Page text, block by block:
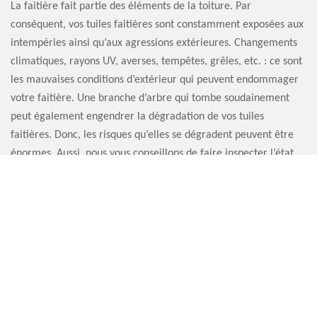
La faitière fait partie des éléments de la toiture. Par
conséquent, vos tuiles faitières sont constamment exposées aux
intempéries ainsi qu’aux agressions extérieures. Changements
climatiques, rayons UV, averses, tempêtes, grêles, etc. : ce sont
les mauvaises conditions d’extérieur qui peuvent endommager
votre faitière. Une branche d’arbre qui tombe soudainement
peut également engendrer la dégradation de vos tuiles
faitières. Donc, les risques qu’elles se dégradent peuvent être
énormes. Aussi, nous vous conseillons de faire inspecter l’état